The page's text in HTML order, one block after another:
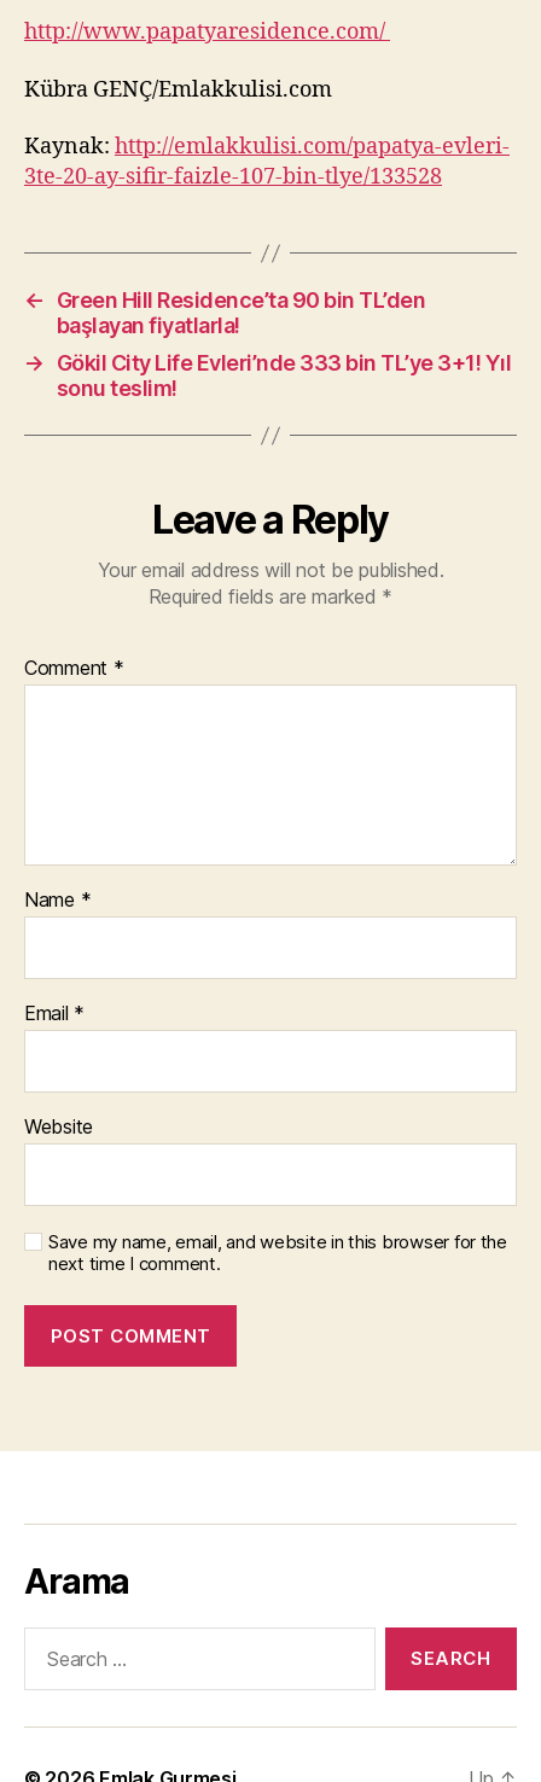
http://www.papatyaresidence.com/
Kübra GENÇ/Emlakkulisi.com
Kaynak: http://emlakkulisi.com/papatya-evleri-
3te-20-ay-sifir-faizle-107-bin-tlye/133528
←
Green Hill Residence’ta 90 bin TL’den
başlayan fiyatlarla!
→
Gökil City Life Evleri’nde 333 bin TL’ye 3+1! Yıl
sonu teslim!
Leave a Reply
Your email address will not be published.
Required fields are marked *
Comment *
Name *
Email *
Website
Save my name, email, and website in this browser for the
next time I comment.
Arama